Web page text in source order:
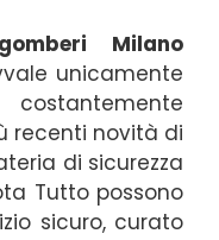
Milano
unicamente
recenti novità di
di sicurezza
Tutto possono
sicuro, curato